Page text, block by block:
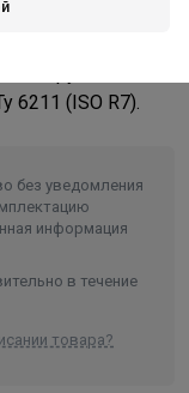
6211 (ISO R7).
без уведомления
информация
в течение
товара?